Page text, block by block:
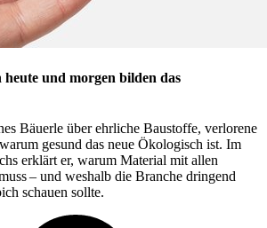
und morgen bilden das
Bäuerle über ehrliche Baustoffe, verlorene
gesund das neue Ökologisch ist. Im
erklärt er, warum Material mit allen
– und weshalb die Branche dringend
schauen sollte.